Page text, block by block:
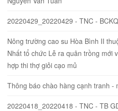
20220429_20220429 - TNC -
Nông trường cao su Hòa Bình II
Nhất tổ chức Lễ ra quân trồng mới
hợp thi thợ giỏi cạo mủ
Thông báo chào hàng cạnh tranh -
20220418_20220418 - TNC - TB